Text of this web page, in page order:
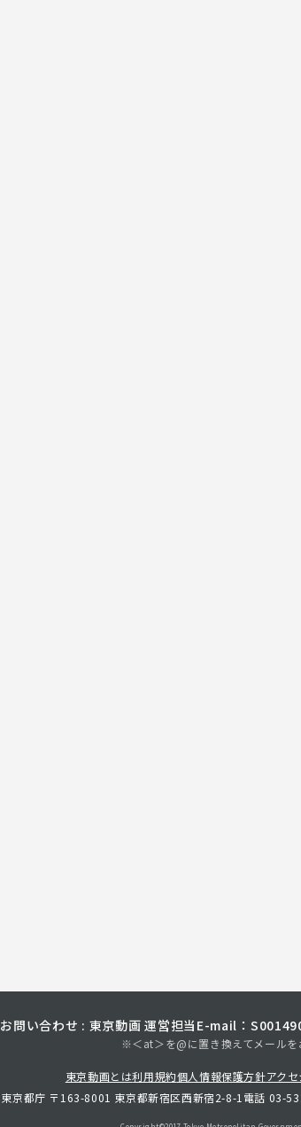
お問い合わせ : 東京動画 運営担当 E-mail：
※＜at＞を@に置き換えてメールを
東京動画とは利用規約個人情報保護方針アク
東京都庁 〒163-8001 東京都新宿区西新宿2-8-1 電話 03-